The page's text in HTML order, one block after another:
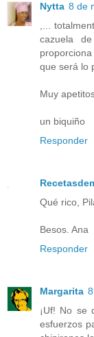
Nytta 8 de
,...
cazuela
que será lo
Muy
un biquiño
Responder
Qué rico,
Besos. Ana
Responder
Margarita
¡Uf! No se
esfuerzos